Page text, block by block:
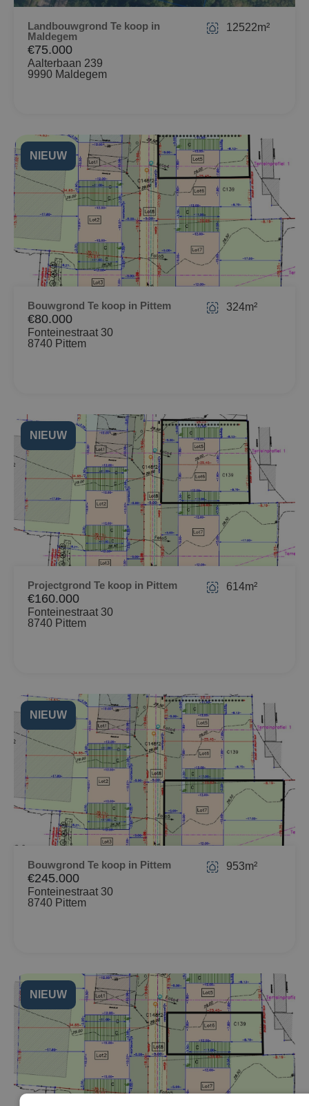
Landbouwgrond Te koop in
Maldegem
€75.000
Aalterbaan 239
9990 Maldegem
12522m²
NIEUW
Bouwgrond Te koop in Pittem
€80.000
Fonteinestraat 30
8740 Pittem
324m²
NIEUW
Projectgrond Te koop in Pittem
€160.000
Fonteinestraat 30
8740 Pittem
614m²
NIEUW
Bouwgrond Te koop in Pittem
€245.000
Fonteinestraat 30
8740 Pittem
953m²
NIEUW